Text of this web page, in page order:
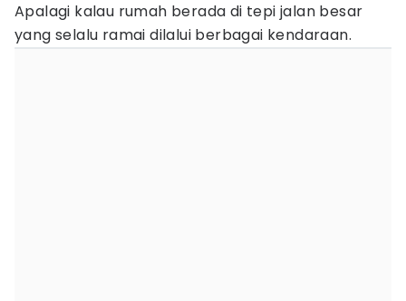
Apalagi kalau rumah berada di tepi jalan besar
yang selalu ramai dilalui berbagai kendaraan.